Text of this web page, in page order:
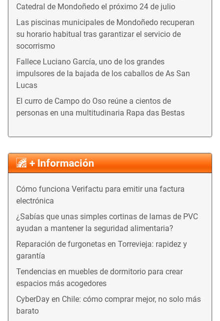
Catedral de Mondoñedo el próximo 24 de julio
Las piscinas municipales de Mondoñedo recuperan
su horario habitual tras garantizar el servicio de
socorrismo
Fallece Luciano García, uno de los grandes
impulsores de la bajada de los caballos de As San
Lucas
El curro de Campo do Oso reúne a cientos de
personas en una multitudinaria Rapa das Bestas
+ Información
Cómo funciona Verifactu para emitir una factura
electrónica
¿Sabías que unas simples cortinas de lamas de PVC
ayudan a mantener la seguridad alimentaria?
Reparación de furgonetas en Torrevieja: rapidez y
garantía
Tendencias en muebles de dormitorio para crear
espacios más acogedores
CyberDay en Chile: cómo comprar mejor, no solo más
barato